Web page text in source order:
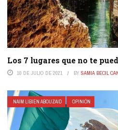
Los 7 lugares que no te
10 DE JULIO DE 2021 BY SAMIA BECIL
NAIM LIBIEN ABOUZAID OPINIÓN